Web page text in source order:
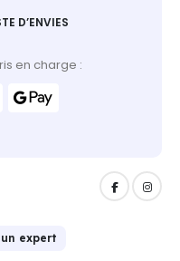
D’ENVIES
en charge :
expert